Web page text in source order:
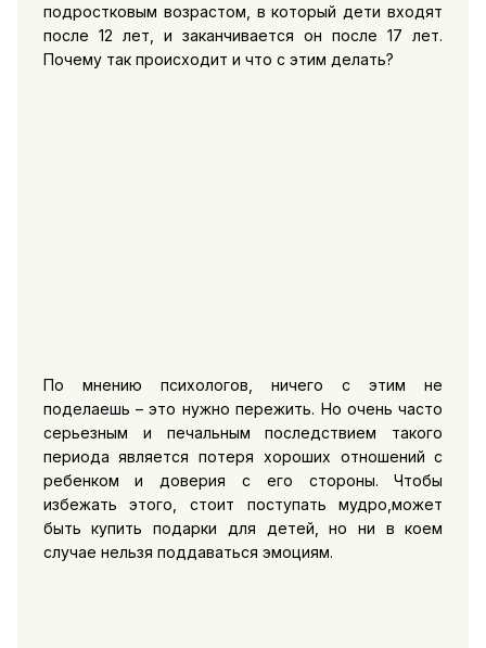
подростковым возрастом, в который дети входят
после 12 лет, и заканчивается он после 17 лет.
Почему так происходит и что с этим делать?
По мнению психологов, ничего с этим не
поделаешь – это нужно пережить. Но очень часто
серьезным и печальным последствием такого
периода является потеря хороших отношений с
ребенком и доверия с его стороны. Чтобы
избежать этого, стоит поступать мудро,может
быть купить подарки для детей, но ни в коем
случае нельзя поддаваться эмоциям.